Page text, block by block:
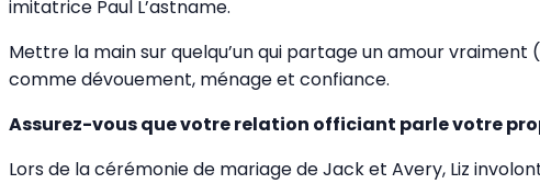
imitatrice Paul L’astname.
Mettre la main sur quelqu’un qui partage un amour
comme dévouement, ménage et confiance.
Assurez-vous que votre relation officiant parle votre
Lors de la cérémonie de mariage de Jack et Avery, Liz